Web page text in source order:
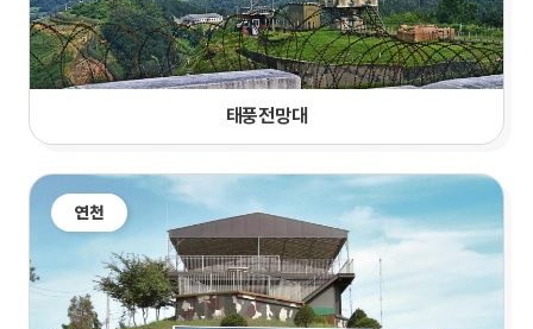
태풍전망대
연천